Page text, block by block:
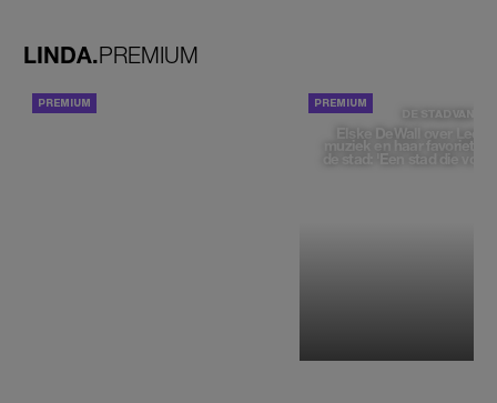
LINDA.PREMIUM
DE STAD VAN
Elske DeWall over
muziek en haar favoriete
de stad: 'Een stad die